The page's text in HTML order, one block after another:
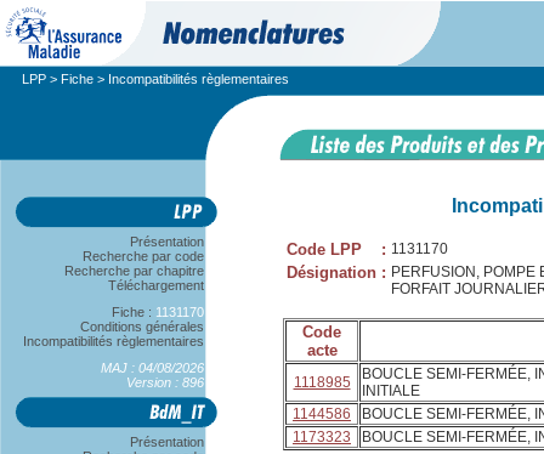
LPP > Fiche > Incompatibilités règlementaires
Présentation
Recherche par code
Recherche par chapitre
Téléchargement
Fiche : 1131170
Conditions générales
Incompatibilités règlementaires
MAJ : 04/08/2026
Version : 896
Présentation
Code LPP : 1131170
Désignation : PERFUSION, POMPE
FORFAIT
Code
acte
1118985
BOUCLE SEMI-FERMÉE,
INITIALE
1144586
BOUCLE SEMI-FERMÉE,
1173323
BOUCLE SEMI-FERMÉE,